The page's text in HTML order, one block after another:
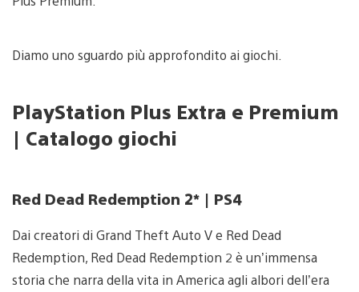
Diamo uno sguardo più approfondito ai giochi.
PlayStation Plus Extra e Premium
| Catalogo giochi
Red Dead Redemption 2* | PS4
Dai creatori di Grand Theft Auto V e Red Dead
Redemption, Red Dead Redemption 2 è un’immensa
storia che narra della vita in America agli albori dell’era